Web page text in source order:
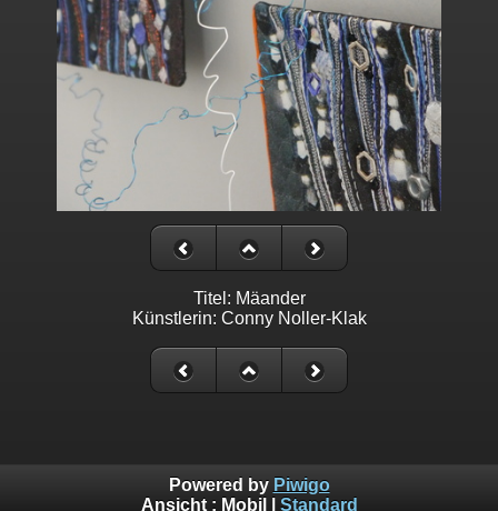
Titel: Mäander
Künstlerin: Conny Noller-Klak
Powered by Piwigo
Ansicht : Mobil Standard